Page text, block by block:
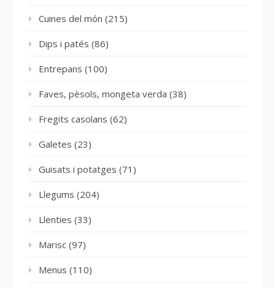
Cuines del món (215)
Dips i patés (86)
Entrepans (100)
Faves, pèsols, mongeta verda (38)
Fregits casolans (62)
Galetes (23)
Guisats i potatges (71)
Llegums (204)
Llenties (33)
Marisc (97)
Menus (110)